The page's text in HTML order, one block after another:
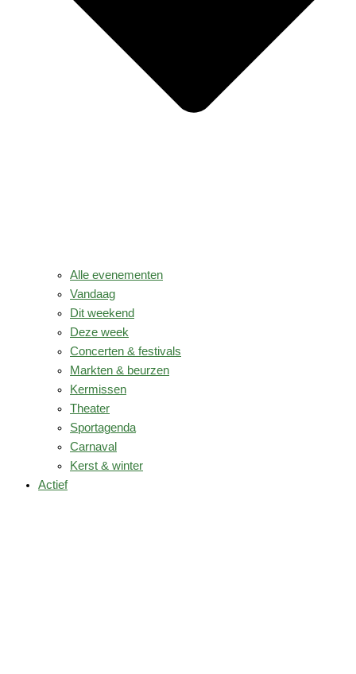
Alle evenementen
Vandaag
Dit weekend
Deze week
Concerten & festivals
Markten & beurzen
Kermissen
Theater
Sportagenda
Carnaval
Kerst & winter
Actief